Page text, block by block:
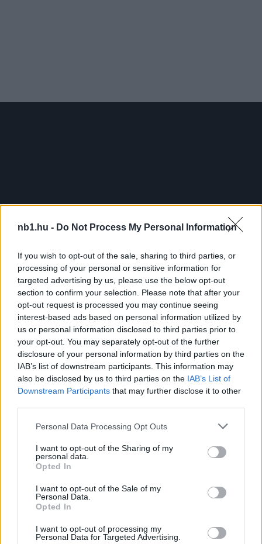
nb1.hu - Do Not Process My Personal Information
If you wish to opt-out of the sale, sharing to third parties, or
processing of your personal or sensitive information for
targeted advertising by us, please use the below opt-out
section to confirm your selection. Please note that after your
opt-out request is processed you may continue seeing
interest-based ads based on personal information utilized by
us or personal information disclosed to third parties prior to
your opt-out. You may separately opt-out of the further
disclosure of your personal information by third parties on the
IAB’s list of downstream participants. This information may
also be disclosed by us to third parties on the IAB’s List of
Downstream Participants that may further disclose it to other
Please note that this website/app uses one or more Google
not limited to your visit or usage behaviour. You may click to
grant or deny consent to Google and its third-party tags to
use your data for below specified purposes in below Google
consent section.
Personal Data Processing Opt Outs
I want to opt-out of the Sharing of my
personal data.
Opted In
I want to opt-out of the Sale of my
Personal Data.
Opted In
I want to opt-out of processing my
Personal Data for Targeted Advertising.
Replay UnmuteLoaded:
Remaining
Time
-0:00
Picture
Megosztás:
KAPCSOLÓDÓ HÍREK
Hírek